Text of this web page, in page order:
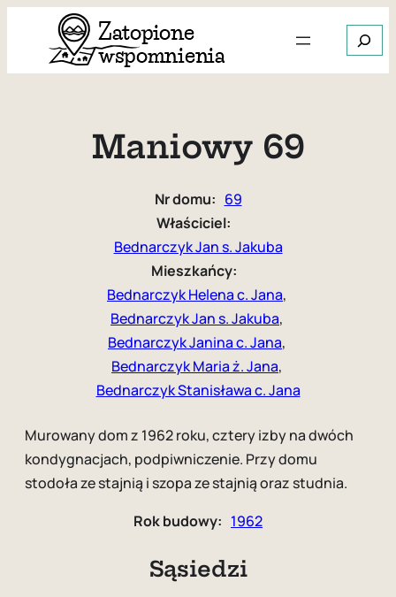
Szukaj
Maniowy 69
Nr domu: 69
Właściciel:
Bednarczyk Jan s. Jakuba
Mieszkańcy:
Bednarczyk Helena c. Jana,
Bednarczyk Jan s. Jakuba,
Bednarczyk Janina c. Jana,
Bednarczyk Maria ż. Jana,
Bednarczyk Stanisława c. Jana
Murowany dom z 1962 roku, cztery izby na dwóch
kondygnacjach, podpiwniczenie. Przy domu
stodoła ze stajnią i szopa ze stajnią oraz studnia.
Rok budowy: 1962
Sąsiedzi